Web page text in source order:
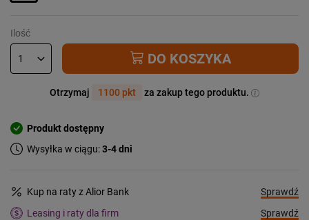
Ilość
DO KOSZYKA
Otrzymaj 1100 pkt za zakup tego produktu.
Produkt dostępny
Wysyłka w ciągu:3-4 dni
Kup na raty z Alior Bank
Sprawdź
Leasing i raty dla firm
Sprawdź